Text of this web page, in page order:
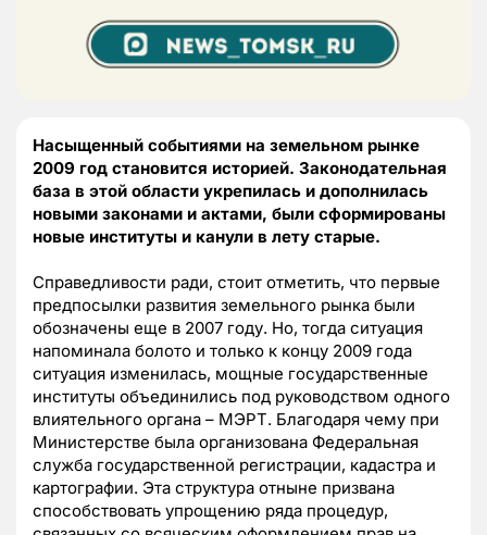
Насыщенный событиями на земельном рынке
2009 год становится историей. Законодательная
база в этой области укрепилась и дополнилась
новыми законами и актами, были сформированы
новые институты и канули в лету старые.
Справедливости ради, стоит отметить, что первые
предпосылки развития земельного рынка были
обозначены еще в 2007 году. Но, тогда ситуация
напоминала болото и только к концу 2009 года
ситуация изменилась, мощные государственные
институты объединились под руководством одного
влиятельного органа – МЭРТ. Благодаря чему при
Министерстве была организована Федеральная
служба государственной регистрации, кадастра и
картографии. Эта структура отныне призвана
способствовать упрощению ряда процедур,